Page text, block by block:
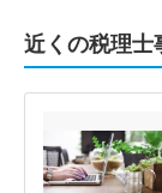
近くの税理士